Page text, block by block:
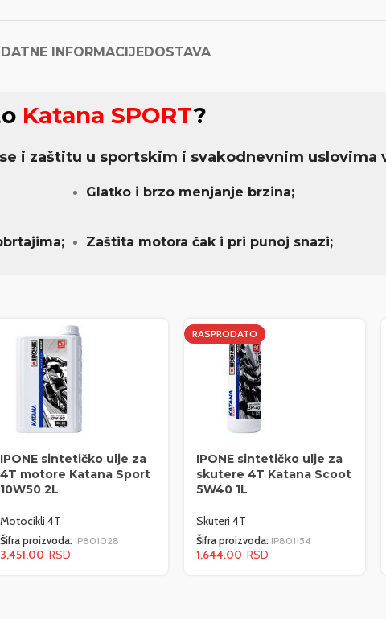
INFORMACIJEDOSTAVA
Katana SPORT?
i zaštitu u sportskim i svakodnevnim uslovima
Glatko i brzo menjanje brzina;
Zaštita motora čak i pri punoj snazi;
IPONE sintetičko ulje za
4T motore Katana Sport
10W50 2L
Motocikli 4T
Šifra proizvoda: IP801028
3,451.00
RASPRODATO
IPONE sintetičko ulje za
skutere 4T Katana Scoot
5W40 1L
Skuteri 4T
Šifra proizvoda: IP801154
1,644.00